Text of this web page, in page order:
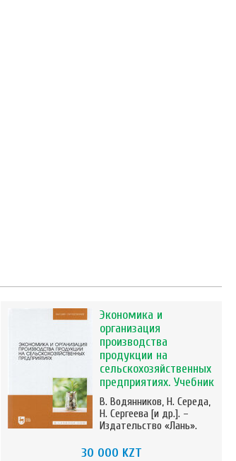
Экономика и
организация
производства
продукции на
сельскохозяйственных
предприятиях. Учебник
В. Водянников, Н. Середа,
Н. Сергеева [и др.]. –
Издательство «Лань».
30 000 KZT